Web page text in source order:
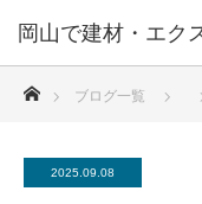
ブログ一覧
2025.09.08